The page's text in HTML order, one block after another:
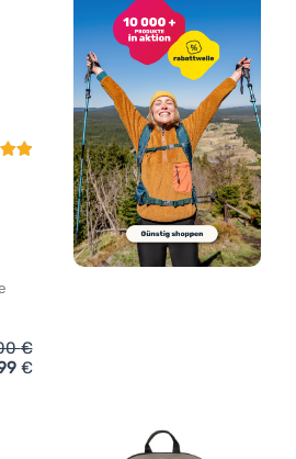
Boll Prophet 20' hinzufügen
€
€